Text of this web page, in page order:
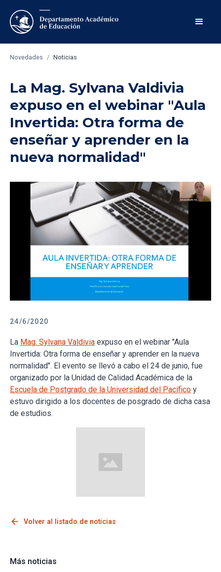
Novedades / Noticias
La Mag. Sylvana Valdivia
expuso en el webinar "Aula
Invertida: Otra forma de
enseñar y aprender en la
nueva normalidad"
24/6/2020
La Mag. Sylvana Valdivia expuso en el webinar "Aula
Invertida: Otra forma de enseñar y aprender en la nueva
normalidad". El evento se llevó a cabo el 24 de junio, fue
organizado por la Unidad de Calidad Académica de la
Escuela de Postgrado de la Universidad del Pacífico y
estuvo dirigido a los docentes de posgrado de dicha casa
de estudios.
arrow_back Volver al listado de noticias
Más noticias